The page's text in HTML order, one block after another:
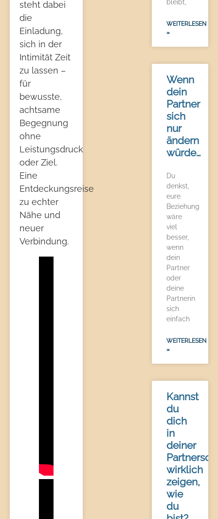
steht dabei
die
Einladung,
sich in der
Intimität Zeit
zu lassen –
für
bewusste,
achtsame
Begegnung
ohne
Leistungsdruck
oder Ziel.
Eine
Entdeckungsreise
zu echter
Nähe und
neuer
Verbindung.
bleibt,
WEITERLESEN
»
Wenn
dein
Partner
sich
nur
ändern
würde…
Du
denkst,
eure
Beziehung
wäre
viel
besser,
wenn
dein
Partner
oder
deine
Partnerin
sich
einfach
WEITERLESEN
»
Kannst
du
dich
in
deiner
wirklich
zeigen,
wie
du